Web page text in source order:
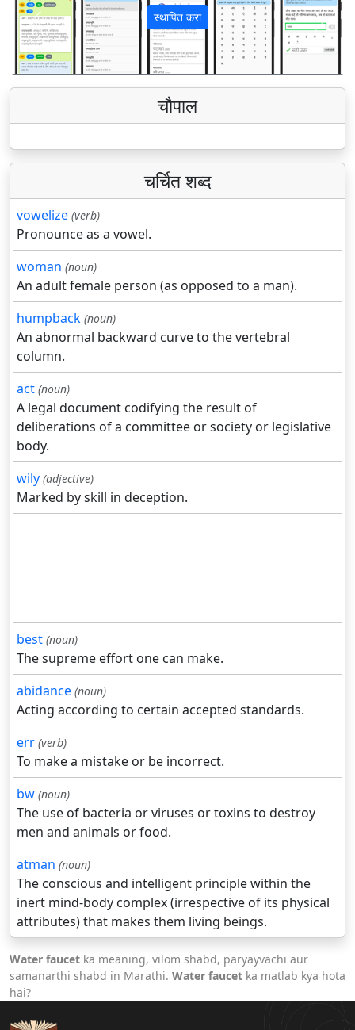
स्थापित करा
पिछला अगला
चौपाल
चर्चित शब्द
vowelize (verb)
Pronounce as a vowel.
woman (noun)
An adult female person (as opposed to a man).
humpback (noun)
An abnormal backward curve to the vertebral
column.
act (noun)
A legal document codifying the result of
deliberations of a committee or society or legislative
body.
wily (adjective)
Marked by skill in deception.
best (noun)
The supreme effort one can make.
abidance (noun)
Acting according to certain accepted standards.
err (verb)
To make a mistake or be incorrect.
bw (noun)
The use of bacteria or viruses or toxins to destroy
men and animals or food.
atman (noun)
The conscious and intelligent principle within the
inert mind-body complex (irrespective of its physical
attributes) that makes them living beings.
Water faucet ka meaning, vilom shabd, paryayvachi aur
samanarthi shabd in Marathi. Water faucet ka matlab kya hota
hai?